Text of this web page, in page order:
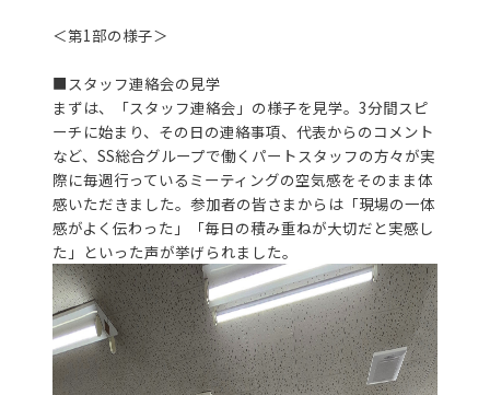
＜第1部の様子＞
■スタッフ連絡会の見学
まずは、「スタッフ連絡会」の様子を見学。3分間スピ
ーチに始まり、その日の連絡事項、代表からのコメント
など、SS総合グループで働くパートスタッフの方々が実
際に毎週行っているミーティングの空気感をそのまま体
感いただきました。参加者の皆さまからは「現場の一体
感がよく伝わった」「毎日の積み重ねが大切だと実感し
た」といった声が挙げられました。